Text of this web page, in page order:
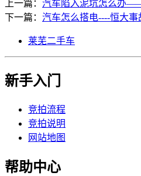
上一篇： 汽车陷入泥坑怎么办
下一篇： 汽车怎么搭电----恒大
莱芜二手车
新手入门
竞拍流程
竞拍说明
网站地图
帮助中心